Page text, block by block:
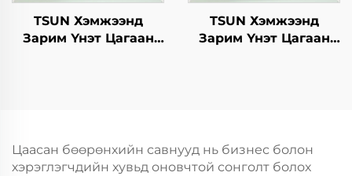
TSUN Хэмжээнд
Зарим Үнэт Цагаан
Пластик Пакинг
TSUN Хэмжээнд
Зарим Үнэт Цагаан
Пластик Пакинг
Цаасан бөөрөнхийн савнууд нь бизнес болон
хэрэглэгчдийн хувьд оновчтой сонголт болох